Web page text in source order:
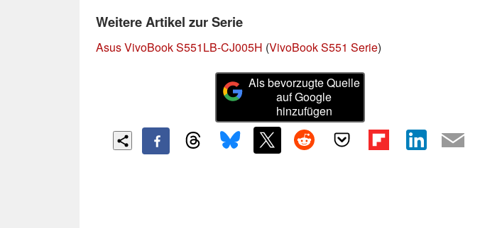
Weitere Artikel zur Serie
Asus VivoBook S551LB-CJ005H (VivoBook S551 Serie)
Als bevorzugte Quelle
auf Google
hinzufügen